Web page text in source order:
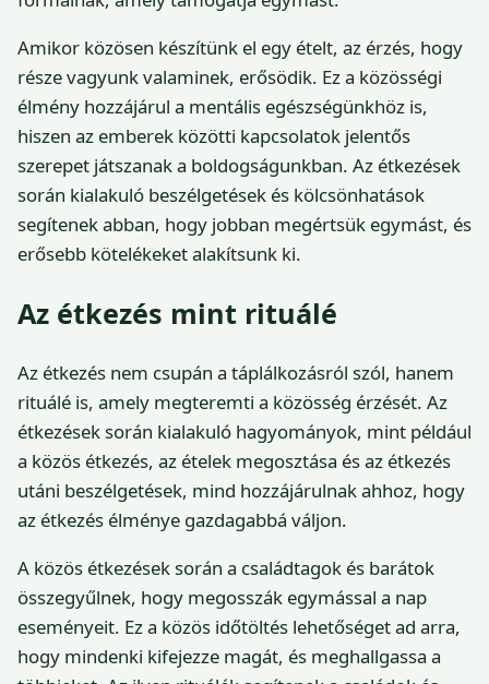
Amikor közösen készítünk el egy ételt, az érzés, hogy
része vagyunk valaminek, erősödik. Ez a közösségi
élmény hozzájárul a mentális egészségünkhöz is,
hiszen az emberek közötti kapcsolatok jelentős
szerepet játszanak a boldogságunkban. Az étkezések
során kialakuló beszélgetések és kölcsönhatások
segítenek abban, hogy jobban megértsük egymást, és
erősebb kötelékeket alakítsunk ki.
Az étkezés mint rituálé
Az étkezés nem csupán a táplálkozásról szól, hanem
rituálé is, amely megteremti a közösség érzését. Az
étkezések során kialakuló hagyományok, mint például
a közös étkezés, az ételek megosztása és az étkezés
utáni beszélgetések, mind hozzájárulnak ahhoz, hogy
az étkezés élménye gazdagabbá váljon.
A közös étkezések során a családtagok és barátok
összegyűlnek, hogy megosszák egymással a nap
eseményeit. Ez a közös időtöltés lehetőséget ad arra,
hogy mindenki kifejezze magát, és meghallgassa a